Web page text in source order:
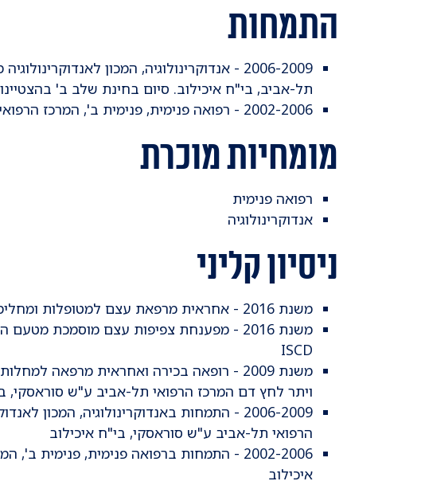
התמחות
2006-2009 - אנדוקרינולוגיה, המכון
תל-אביב, בי"ח איכילוב. סיום בחינת שלב ב'
​2002-2006 - רפואה פנימית, פנימית ב', המרכז הרפואי תל-אביב ע"ש סוראסקי, בי"ח איכילוב
מומחיות מוכרת
רפואה פנימית
אנדוקרינולוגיה
ניסיון קליני
משנת 2016 - אחראית מרפאת עצם למטופלות ומחלימות סרטן שד
משנת 2016 - מפענחת צפיפות עצם מוסמכת
ISCD
משנת 2009 - רופאה בכירה ואחראית מרפאה
ויתר לחץ דם המרכז הרפואי תל-אביב ע"ש סוראסקי,
2006-2009 - התמחות באנדוקרינולוגיה, המכון
הרפואי תל-אביב ע"ש סוראסקי, בי"ח איכילוב
2002-2006 - התמחות ברפואה פנימית,
איכילוב